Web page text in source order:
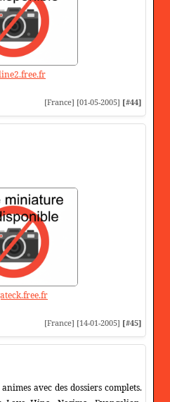
[France] [01-05-2005] [#44]
[France] [14-01-2005] [#45]
avec des dossiers complets.